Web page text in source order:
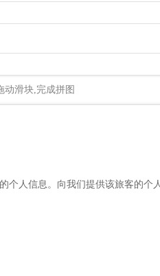
动滑块,完成拼图
个人信息。向我们提供该旅客的个